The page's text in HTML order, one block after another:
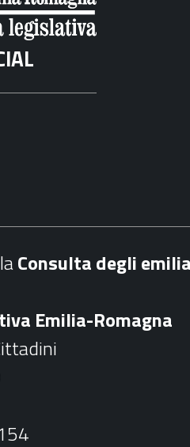
Consulta degli
Emilia-Romagna